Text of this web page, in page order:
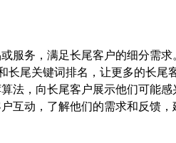
服务，满足长尾客户的细分需求
长尾关键词排名，让更多的长尾
法，向长尾客户展示他们可能感
互动，了解他们的需求和反馈，